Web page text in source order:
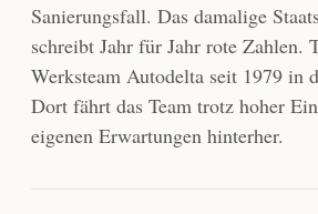
Sanierungsfall. Das damalige
schreibt Jahr für Jahr rote Zahlen.
Werksteam Autodelta seit 1979 in
Dort fährt das Team trotz hoher
eigenen Erwartungen hinterher.